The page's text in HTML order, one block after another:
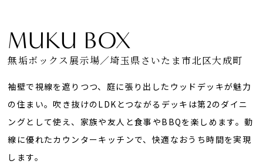
MUKU BOX
無垢ボックス展示場／埼玉県さいたま市北区大成町
袖壁で視線を遮りつつ、庭に張り出したウッドデッキが魅力
の住まい。吹き抜けのLDKとつながるデッキは第2のダイニ
ングとして使え、家族や友人と食事やBBQを楽しめます。動
線に優れたカウンターキッチンで、快適なおうち時間を実現
します。